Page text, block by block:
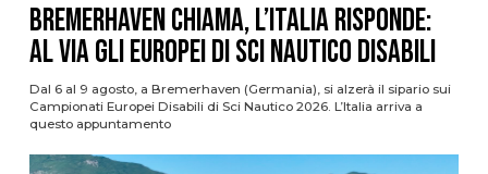
Bremerhaven chiama, l’Italia risponde:
al via gli Europei di Sci Nautico Disabili
Dal 6 al 9 agosto, a Bremerhaven (Germania), si alzerà il sipario sui
Campionati Europei Disabili di Sci Nautico 2026. L’Italia arriva a
questo appuntamento